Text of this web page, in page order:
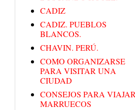
CADIZ
CADIZ. PUEBLOS
BLANCOS.
CHAVIN. PERÚ.
COMO ORGANIZARSE
PARA VISITAR UNA
CIUDAD
CONSEJOS PARA
MARRUECOS